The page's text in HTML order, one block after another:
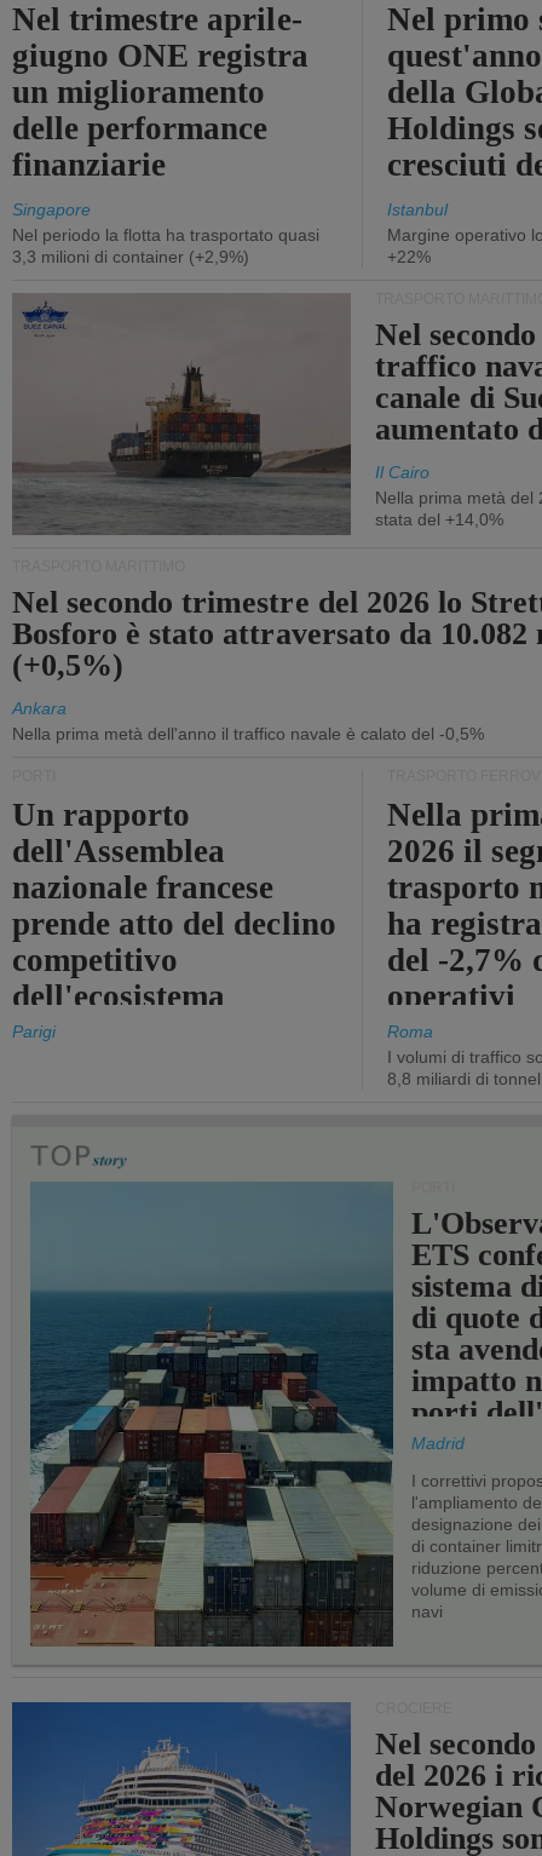
Nel trimestre aprile-
giugno ONE registra
un miglioramento
delle performance
finanziarie
Singapore
Nel periodo la flotta ha trasportato quasi
3,3 milioni di container (+2,9%)
Nel primo
della
Holdings
cresciuti
Istanbul
Margine operativo
+22%
Nel
traffico
canale di
aumentato
Il Cairo
Nella prima metà del
stata del +14,0%
Nel secondo trimestre del 2026 lo
Bosforo è stato attraversato da 10.082
(+0,5%)
Ankara
Nella prima metà dell'anno il traffico navale è calato del -0,5%
Un rapporto
dell'Assemblea
nazionale francese
prende atto del declino
competitivo
dell'ecosistema
portuale statale
Parigi
Nella
2026 il
trasporto
ha
del -2,7%
operativi
Roma
I volumi di traffico
8,8 miliardi di
ETS
sistema
di quote
sta
impatto
porti
Madrid
I correttivi
l'ampliamento
designazione
di container
riduzione
volume di
navi
Nel
del 2026 i
Norwegian
Holdings